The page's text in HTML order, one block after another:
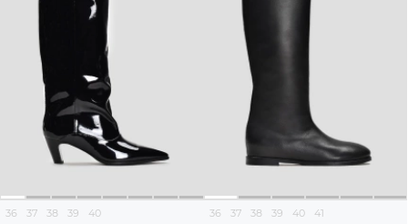
36 37 38 39 40 36 37 38 39 40 41